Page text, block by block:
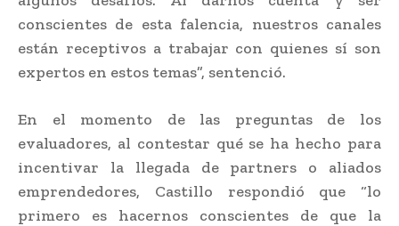
conscientes de esta falencia, nuestros canales
están receptivos a trabajar con quienes sí son
expertos en estos temas”, sentenció.
En el momento de las preguntas de los
evaluadores, al contestar qué se ha hecho para
incentivar la llegada de partners o aliados
emprendedores, Castillo respondió que “lo
primero es hacernos conscientes de que la